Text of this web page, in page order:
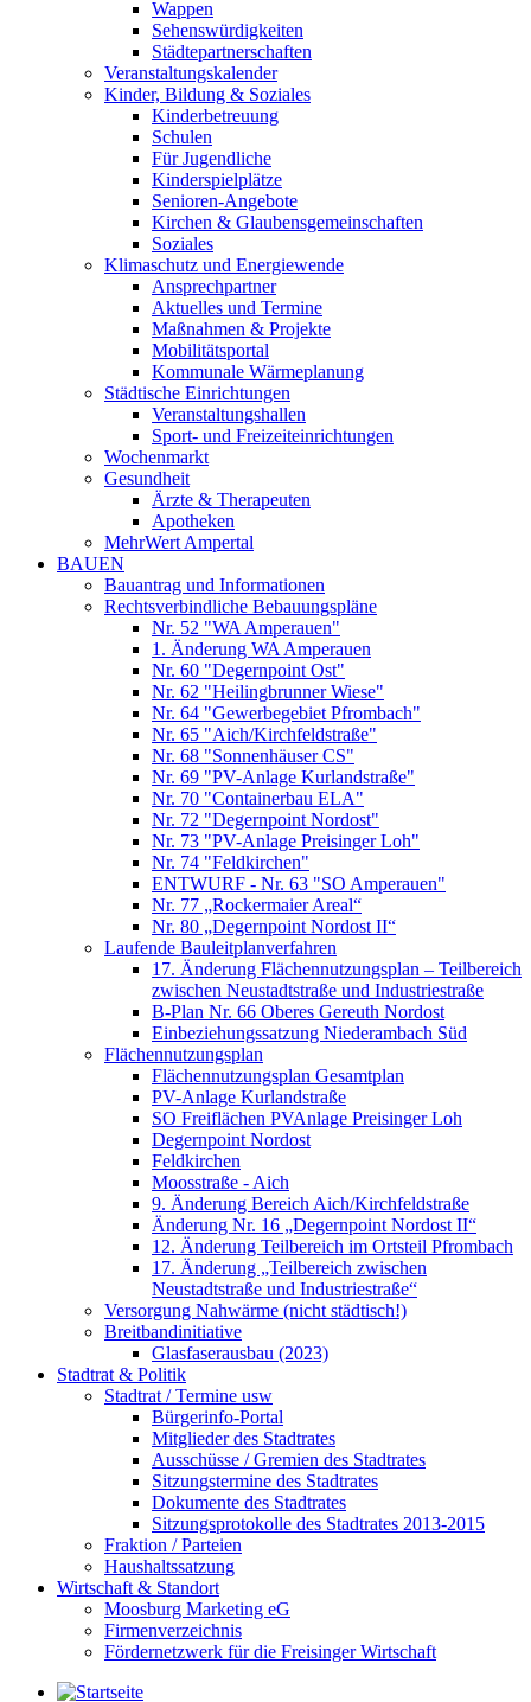
Wappen
Sehenswürdigkeiten
Städtepartnerschaften
Veranstaltungskalender
Kinder, Bildung & Soziales
Kinderbetreuung
Schulen
Für Jugendliche
Kinderspielplätze
Senioren-Angebote
Kirchen & Glaubensgemeinschaften
Soziales
Klimaschutz und Energiewende
Ansprechpartner
Aktuelles und Termine
Maßnahmen & Projekte
Mobilitätsportal
Kommunale Wärmeplanung
Städtische Einrichtungen
Veranstaltungshallen
Sport- und Freizeiteinrichtungen
Wochenmarkt
Gesundheit
Ärzte & Therapeuten
Apotheken
MehrWert Ampertal
BAUEN
Bauantrag und Informationen
Rechtsverbindliche Bebauungspläne
Nr. 52 "WA Amperauen"
1. Änderung WA Amperauen
Nr. 60 "Degernpoint Ost"
Nr. 62 "Heilingbrunner Wiese"
Nr. 64 "Gewerbegebiet Pfrombach"
Nr. 65 "Aich/Kirchfeldstraße"
Nr. 68 "Sonnenhäuser CS"
Nr. 69 "PV-Anlage Kurlandstraße"
Nr. 70 "Containerbau ELA"
Nr. 72 "Degernpoint Nordost"
Nr. 73 "PV-Anlage Preisinger Loh"
Nr. 74 "Feldkirchen"
ENTWURF - Nr. 63 "SO Amperauen"
Nr. 77 „Rockermaier Areal“
Nr. 80 „Degernpoint Nordost II“
Laufende Bauleitplanverfahren
17. Änderung Flächennutzungsplan – Teilbereich
zwischen Neustadtstraße und Industriestraße
B-Plan Nr. 66 Oberes Gereuth Nordost
Einbeziehungssatzung Niederambach Süd
Flächennutzungsplan
Flächennutzungsplan Gesamtplan
PV-Anlage Kurlandstraße
SO Freiflächen PV­Anlage Preisinger Loh
Degernpoint Nordost
Feldkirchen
Moosstraße - Aich
9. Änderung Bereich Aich/Kirchfeldstraße
Änderung Nr. 16 „Degernpoint Nordost II“
12. Änderung Teilbereich im Ortsteil Pfrombach
17. Änderung „Teilbereich zwischen
Neustadtstraße und Industriestraße“
Versorgung Nahwärme (nicht städtisch!)
Breitbandinitiative
Glasfaserausbau (2023)
Stadtrat & Politik
Stadtrat / Termine usw
Bürgerinfo-Portal
Mitglieder des Stadtrates
Ausschüsse / Gremien des Stadtrates
Sitzungstermine des Stadtrates
Dokumente des Stadtrates
Sitzungsprotokolle des Stadtrates 2013-2015
Fraktion / Parteien
Haushaltssatzung
Wirtschaft & Standort
Moosburg Marketing eG
Firmenverzeichnis
Fördernetzwerk für die Freisinger Wirtschaft